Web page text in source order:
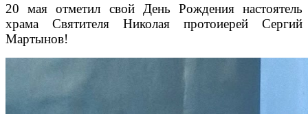
20 мая отметил свой День Рождения настоятель
храма Святителя Николая протоиерей Сергий
Мартынов!